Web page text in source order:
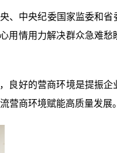
、中央纪委国家监委和省
用情用力解决群众急难愁
良好的营商环境是提振企
营商环境赋能高质量发展。